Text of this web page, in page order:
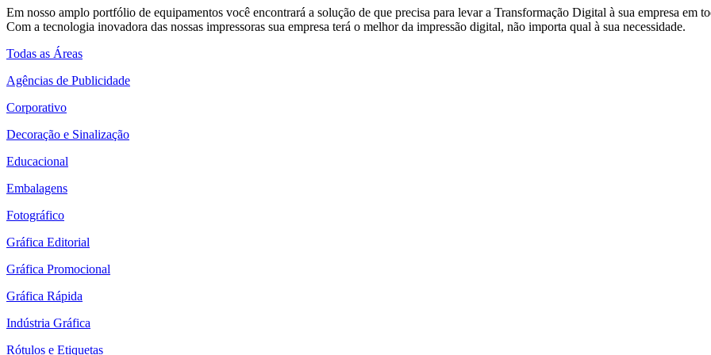
Em nosso amplo portfólio de equipamentos você encontrará a solução de que precisa para levar a Transformação Digital à sua empresa em
Com a tecnologia inovadora das nossas impressoras sua empresa terá o melhor da impressão digital, não importa qual à sua necessidade.
Todas as Áreas
Agências de Publicidade
Corporativo
Decoração e Sinalização
Educacional
Embalagens
Fotográfico
Gráfica Editorial
Gráfica Promocional
Gráfica Rápida
Indústria Gráfica
Rótulos e Etiquetas